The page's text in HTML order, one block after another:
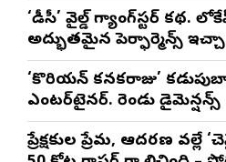
‘డీసీ’ వైల్డ్ గ్యాంగ్‌స్టర్ కథ.
అద్భుతమైన పెర్ఫార్మెన్స్
మాథేశ్వరన్
‘కొరియన్ కనకరాజు’
ఎంటర్‌టైనర్. రెండు
నటించడం చాలా
ప్రేక్షకుల ప్రేమ, ఆదరణ వల్లే